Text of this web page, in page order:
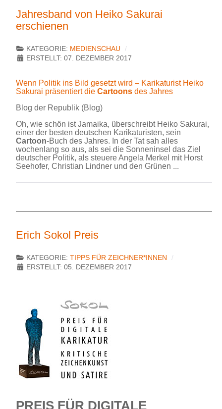
Jahresband von Heiko Sakurai
erschienen
KATEGORIE: MEDIENSCHAU
ERSTELLT: 07. DEZEMBER 2017
Wenn Politik ins Bild gesetzt wird – Karikaturist Heiko
Sakurai präsentiert die Cartoons des Jahres
Blog der Republik (Blog)
Oh, wie schön ist Jamaika, überschreibt Heiko Sakurai,
einer der besten deutschen Karikaturisten, sein
Cartoon-Buch des Jahres. In der Tat sah alles
wochenlang so aus, als sei die Sonneninsel das Ziel
deutscher Politik, als steuere Angela Merkel mit Horst
Seehofer, Christian Lindner und den Grünen ...
Erich Sokol Preis
KATEGORIE: TIPPS FÜR ZEICHNER*INNEN
ERSTELLT: 05. DEZEMBER 2017
PREIS FÜR DIGITALE